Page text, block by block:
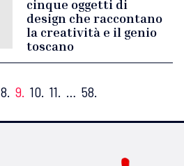
cinque oggetti di
design che raccontano
la creatività e il genio
toscano
8. 9. 10. 11. … 58.